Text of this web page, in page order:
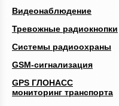
Видеонаблюдение
Тревожные радиокнопки
Системы радиоохраны
GSM-сигнализация
GPS ГЛОНАСС
мониторинг транспорта